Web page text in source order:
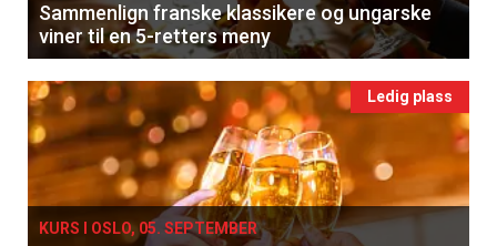
Sammenlign franske klassikere og ungarske
viner til en 5-retters meny
Ledig plass
KURS I OSLO, 05. SEPTEMBER